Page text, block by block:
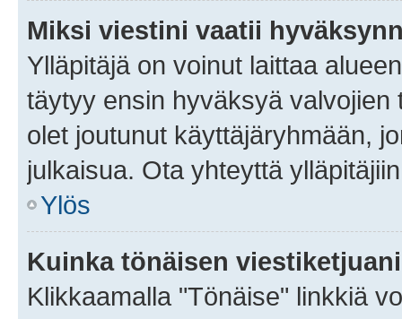
Miksi viestini vaatii
Ylläpitäjä on voinut laittaa
täytyy ensin hyväksyä
olet joutunut käyttäjäryhmään,
julkaisua. Ota yhteyttä
Ylös
Kuinka tönäisen
Klikkaamalla "Tönäise" linkkiä